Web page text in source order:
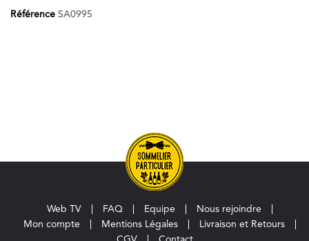
Référence SA0995
Web TV FAQ Equipe
Nous rejoindre
Mon compte
Mentions Légales
Livraison et Retours